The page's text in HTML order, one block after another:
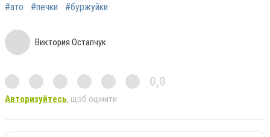
#ато #печки #буржуйки
Виктория Остапчук
0,0
Авторизуйтесь, щоб оцінити